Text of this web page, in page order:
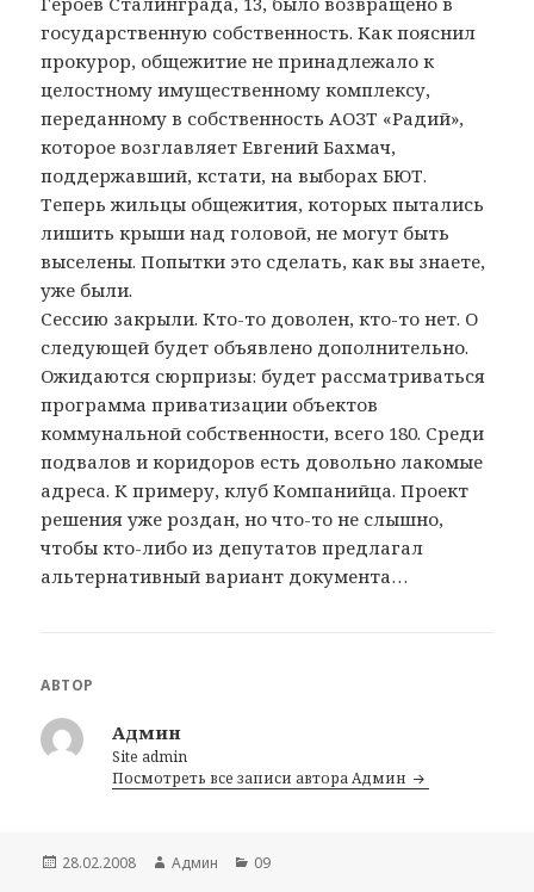
государственную собственность. Как пояснил
прокурор, общежитие не принадлежало к
целостному имущественному комплексу,
переданному в собственность АОЗТ «Радий»,
которое возглавляет Евгений Бахмач,
поддержавший, кстати, на выборах БЮТ.
Теперь жильцы общежития, которых пытались
лишить крыши над головой, не могут быть
выселены. Попытки это сделать, как вы знаете,
уже были.
Сессию закрыли. Кто-то доволен, кто-то нет. О
следующей будет объявлено дополнительно.
Ожидаются сюрпризы: будет рассматриваться
программа приватизации объектов
коммунальной собственности, всего 180. Среди
подвалов и коридоров есть довольно лакомые
адреса. К примеру, клуб Компанийца. Проект
решения уже роздан, но что-то не слышно,
чтобы кто-либо из депутатов предлагал
альтернативный вариант документа…
АВТОР
Админ
Site admin
Посмотреть все записи автора Админ
Опубликовано
28.02.2008 Автор
Админ Рубрики
09